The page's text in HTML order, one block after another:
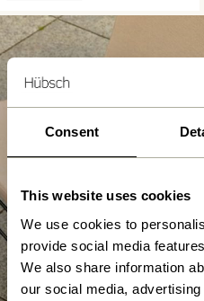
Consent
This website uses cookies
We use cookies to
provide social media
We also share information
our social media,